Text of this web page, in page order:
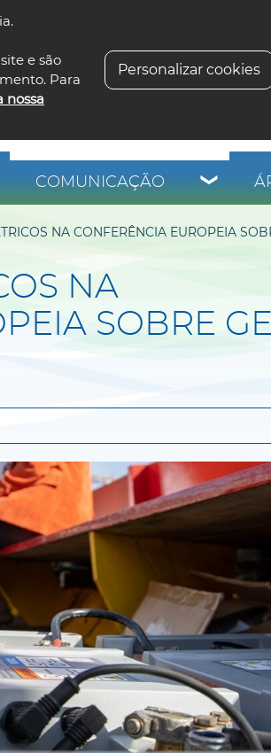
e são
Para
nossa
Personalizar cookies
COMUNICAÇÃO
NA CONFERÊNCIA EUROPEIA
NA
SOBRE